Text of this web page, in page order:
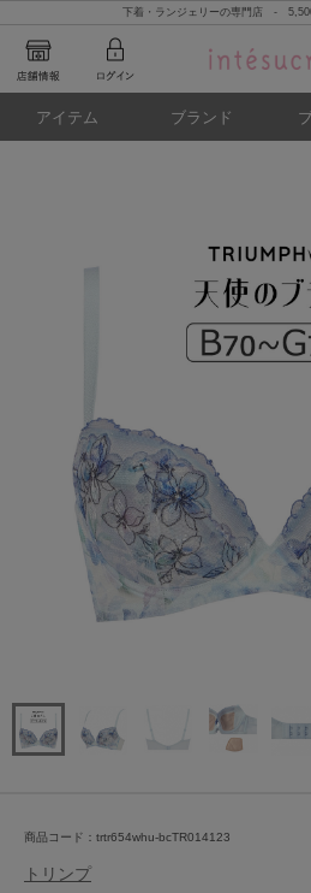
下着・ランジェリーの専門店 -
アイテム ブランド
商品コード：trtr654whu-bcTR014123
トリンプ